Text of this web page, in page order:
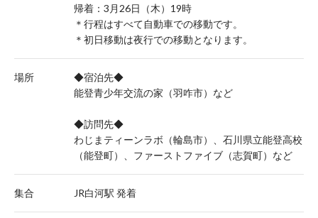
帰着：3月26日（木）19時
＊行程はすべて自動車での移動です。
＊初日移動は夜行での移動となります。
場所
◆宿泊先◆
能登青少年交流の家（羽咋市）など
◆訪問先◆
わじまティーンラボ（輪島市）、石川県立能登高校
（能登町）、ファーストファイブ（志賀町）など
集合 JR白河駅 発着